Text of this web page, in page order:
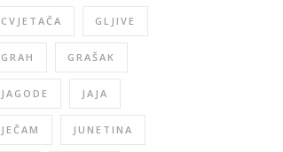
CVJETAČA GLJIVE
GRAH GRAŠAK
JAGODE JAJA
JEČAM JUNETINA